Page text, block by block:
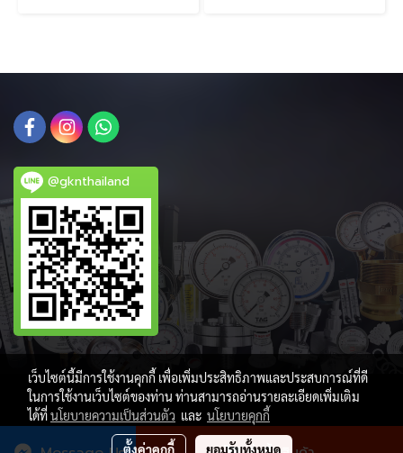
@gknthailand
ผู้เข้าชมวันนี้ 704
เว็บไซต์นี้มีการใช้งานคุกกี้ เพื่อเพิ่มประสิทธิภาพและประสบการณ์ที่ดี
ในการใช้งานเว็บไซต์ของท่าน ท่านสามารถอ่านรายละเอียดเพิ่มเติม
ได้ที่นโยบายความเป็นส่วนตัว และ นโยบายคุกกี้
ตั้งค่าคุกกี้ ยอมรับทั้งหมด